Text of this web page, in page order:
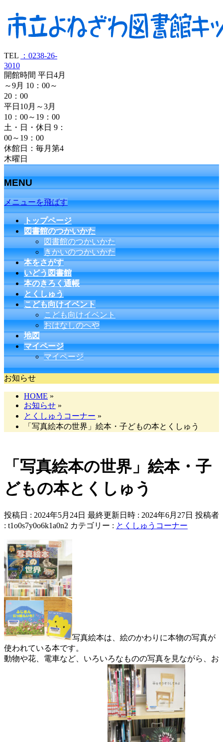
TEL
：0238-26-
3010
開館時間 平日4月
～9月 10：00～
20：00
平日10月～3月
10：00～19：00
土・日・休日 9：
00～19：00
休館日：毎月第4
木曜日
MENU
メニューを飛ばす
トップページ
図書館のつかいかた
図書館のつかいかた
きかいのつかいかた
本をさがす
いどう図書館
本のきろく通帳
とくしゅう
こども向けイベント
こども向けイベント
おはなしのへや
地図
マイページ
マイページ
お知らせ
HOME »
お知らせ »
とくしゅうコーナー »
「写真絵本の世界」絵本・子どもの本とくしゅう
「写真絵本の世界」絵本・子
どもの本とくしゅう
投稿日 : 2024年5月24日 最終更新日時 : 2024年6月27日 投稿者
: t1o0s7y0o6k1a0n2 カテゴリー : とくしゅうコーナー
写真絵本は、絵のかわりに本物の写真が
使われている本です。
動物や花、電車など、いろいろなものの写真を見ながら、お